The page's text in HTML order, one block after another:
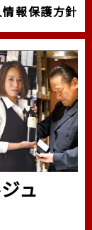
報保護方針
ュ